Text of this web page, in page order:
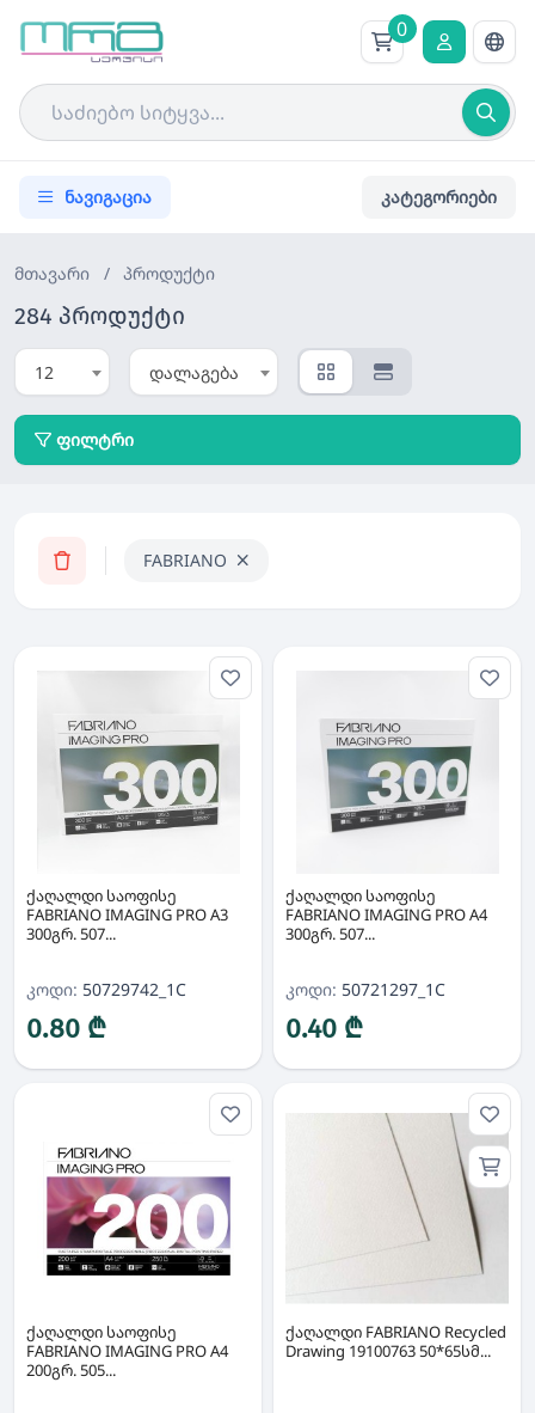
0
ნავიგაცია კატეგორიები
მთავარი / პროდუქტი
284 პროდუქტი
12 დალაგება
ფილტრი
FABRIANO
ქაღალდი საოფისე
FABRIANO IMAGING PRO A3
300გრ. 507...
კოდი: 50729742_1C
0.80 ₾
ქაღალდი საოფისე
FABRIANO IMAGING PRO A4
300გრ. 507...
კოდი: 50721297_1C
0.40 ₾
ქაღალდი საოფისე
FABRIANO IMAGING PRO A4
200გრ. 505...
ქაღალდი FABRIANO Recycled
Drawing 19100763 50*65სმ...